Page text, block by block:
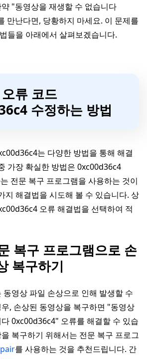
"동영상을 재생할 수 없습니다
만난다면, 당황하지 마세요. 이 문제를
들을 아래에서 살펴보겠습니다.
류 코드
수정하는 방법
는 다양한 방법을 통해 해결
가장 확실한 방법은 0xc00d36c4
전문 복구 프로그램을 사용하는 것이
지 해결법을 시도해 볼 수 있습니다. 상
오류 해결법을 선택하여 적
복구 프로그램으로 손
복구하기
영상 파일 손상으로 인해 발생할 수
, 손상된 동영상을 복구하면 "동영상
0xc00d36c4" 오류를 해결할 수 있습
복구하기 위해서는 전문 복구 프로그
를 사용하는 것을 추천드립니다. 간